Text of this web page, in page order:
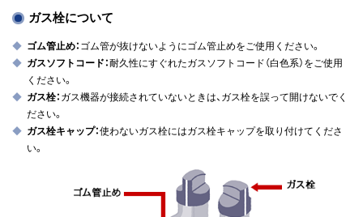
ガス栓について
ゴム管止め： ゴム管が抜けないようにゴム管止めをご使用ください。
ガスソフトコード：耐久性にすぐれたガスソフトコード（白色系）をご使用
ください。
ガス栓： ガス機器が接続されていないときは、ガス栓を誤って開けないでく
ださい。
ガス栓キャップ：使わないガス栓にはガス栓キャップを取り付けてくださ
い。